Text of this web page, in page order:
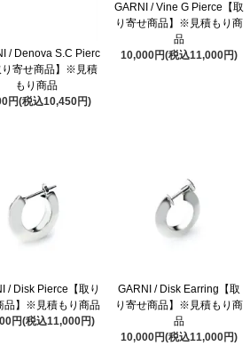
/ Denova S.C Pierc
り寄せ商品】※見積
もり商品
円(税込10,450円)
GARNI / Vine G Pierce【取
り寄せ商品】※見積もり商
品
10,000円(税込11,000円)
/ Disk Pierce【取り
品】※見積もり商品
円(税込11,000円)
GARNI / Disk Earring【取
り寄せ商品】※見積もり商
品
10,000円(税込11,000円)